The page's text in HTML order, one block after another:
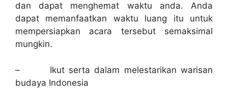
dan dapat menghemat waktu anda. Anda
dapat memanfaatkan waktu luang itu untuk
mempersiapkan acara tersebut semaksimal
mungkin.
–
Ikut serta dalam melestarikan warisan
budaya Indonesia